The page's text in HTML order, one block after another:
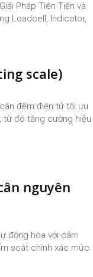
Pháp Tiên Tiến và
Loadcell, Indicator,
scale)
đếm điện tử tối ưu
từ đó tăng cường hiệu
nguyên
động hóa với cảm
soát chính xác mức